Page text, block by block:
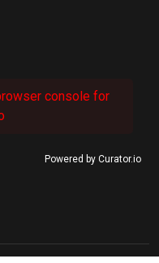
console for
Powered by Curator.io